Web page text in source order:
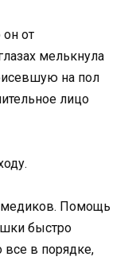
он от
мелькнула
на пол
лицо
Помощь
быстро
все в порядке,